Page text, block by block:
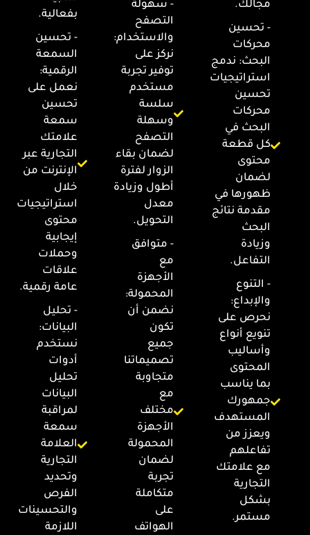
مجالك.
- تحسين
محركات
البحث: ندمج
استراتيجيات
تحسين
محركات
البحث في
كل قطعة
محتوى
لضمان
ظهورها في
مقدمة نتائج
البحث
وزيادة
التفاعل.
- التنوع
والإبداع:
نحرص على
تنويع أنواع
وأساليب
المحتوى
بما يناسب
جمهورك
المستهدف
ويعزز من
تفاعلهم
مع علامتك
التجارية
بشكل
مستمر.
- سهولة
التصفح
والاستخدام:
نركز على
توفير تجربة
مستخدم
سلسة
وسهلة
التصفح
لضمان بقاء
الزوار لفترة
أطول وزيادة
معدل
التحويل.
- متوافق
مع
الأجهزة
المحمولة:
نضمن أن
تكون
جميع
تصميماتنا
متجاوبة
مع
مختلف
الأجهزة
المحمولة
لضمان
تجربة
متكاملة
على
الهواتف
بفعالية.
- تحسين
السمعة
الرقمية:
نعمل على
تحسين
سمعة
علامتك
التجارية عبر
الإنترنت من
خلال
استراتيجيات
محتوى
إيجابية
وحملات
علاقات
عامة رقمية.
- تحليل
البيانات:
نستخدم
أدوات
تحليل
البيانات
لمراقبة
سمعة
العلامة
التجارية
وتحديد
الفرص
والتحسينات
اللازمة